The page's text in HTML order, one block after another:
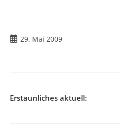
Beitrag
29. Mai 2009
Erstaunliches aktuell: